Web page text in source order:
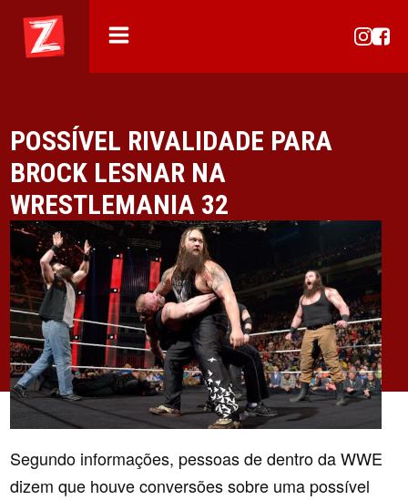
POSSÍVEL RIVALIDADE PARA
BROCK LESNAR NA
WRESTLEMANIA 32
Segundo informações, pessoas de dentro da WWE
dizem que houve conversões sobre uma possível